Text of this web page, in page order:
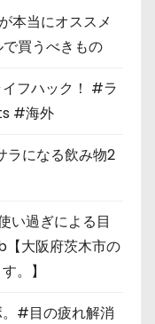
本当にオススメ
買うべきもの
フハック！ #ラ
#海外
ラになる飲み物2
い過ぎによる目
大阪府茨木市の
。】
#目の疲れ解消